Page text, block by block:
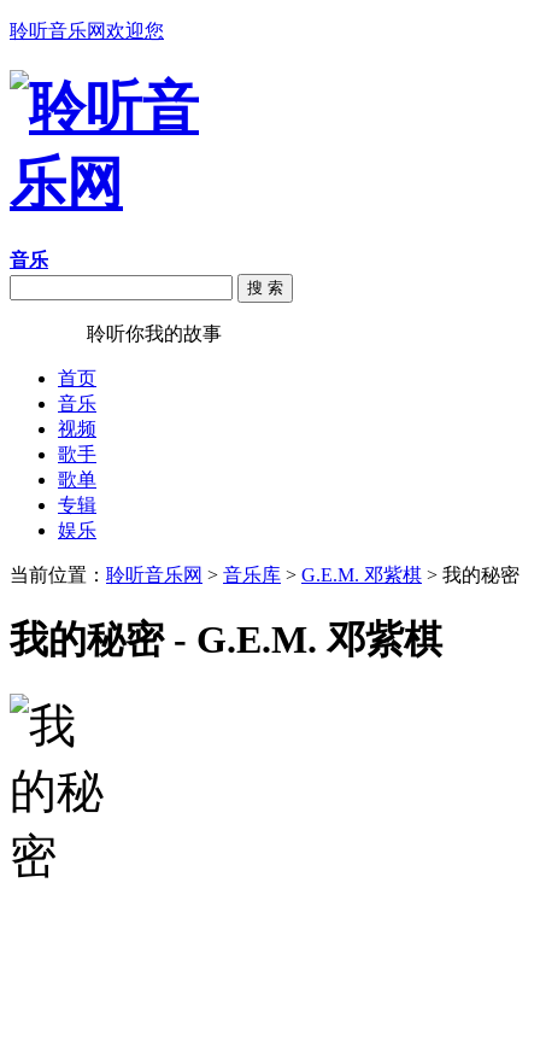
聆听音乐网欢迎您
音乐
搜 索
聆听你我的故事
首页
音乐
视频
歌手
歌单
专辑
娱乐
当前位置： 聆听音乐网 > 音乐库 > G.E.M. 邓紫棋 > 我的秘密
我的秘密 - G.E.M. 邓紫棋